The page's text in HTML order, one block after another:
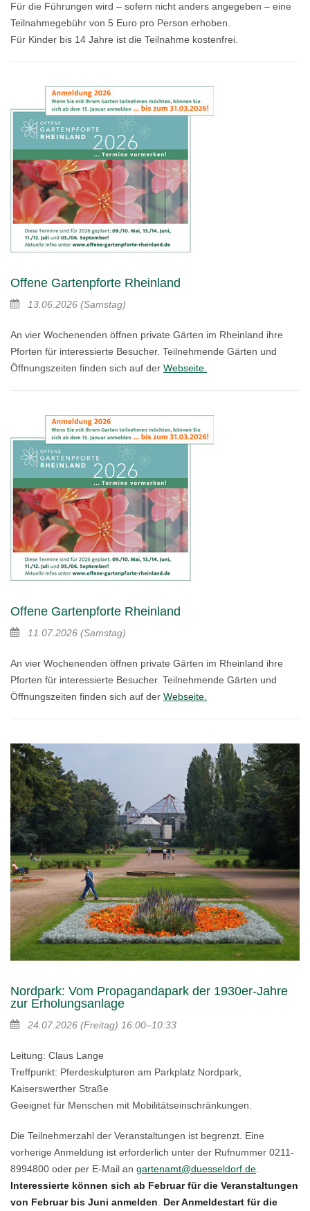
Für die Führungen wird – sofern nicht anders angegeben – eine
Teilnahmegebühr von 5 Euro pro Person erhoben.
Für Kinder bis 14 Jahre ist die Teilnahme kostenfrei.
Offene Gartenpforte Rheinland
13.06.2026 (Samstag)
An vier Wochenenden öffnen private Gärten im Rheinland ihre
Pforten für interessierte Besucher. Teilnehmende Gärten und
Öffnungszeiten finden sich auf der Webseite.
Offene Gartenpforte Rheinland
11.07.2026 (Samstag)
An vier Wochenenden öffnen private Gärten im Rheinland ihre
Pforten für interessierte Besucher. Teilnehmende Gärten und
Öffnungszeiten finden sich auf der Webseite.
Nordpark: Vom Propagandapark der 1930er-Jahre
zur Erholungsanlage
24.07.2026 (Freitag) 16:00–10:33
Leitung: Claus Lange
Treffpunkt: Pferdeskulpturen am Parkplatz Nordpark,
Kaiserswerther Straße
Geeignet für Menschen mit Mobilitätseinschränkungen.
Die Teilnehmerzahl der Veranstaltungen ist begrenzt. Eine
vorherige Anmeldung ist erforderlich unter der Rufnummer 0211-
8994800 oder per E-Mail an gartenamt@duesseldorf.de
Interessierte können sich ab Februar für die Veranstaltungen
von Februar bis Juni anmelden
Der Anmeldestart für die